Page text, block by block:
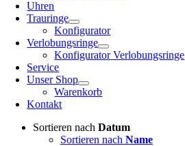
Uhren
Trauringe
Konfigurator
Verlobungsringe
Konfigurator Verlobungsringe
Service
Unser Shop
Warenkorb
Kontakt
Sortieren nach Datum
Sortieren nach Name